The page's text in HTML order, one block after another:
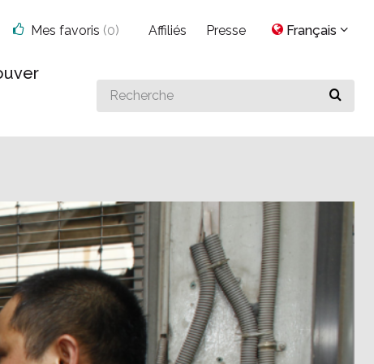
Search
for
Mes favoris (0) Affiliés Presse Français